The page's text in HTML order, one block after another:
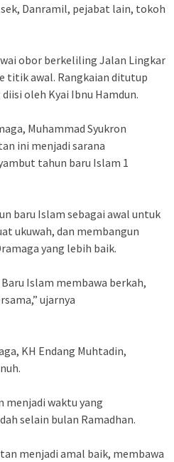
Danramil, pejabat lain, tokoh
obor berkeliling Jalan Lingkar
titik awal. Rangkaian ditutup
oleh Kyai Ibnu Hamdun.
Muhammad Syukron
ini menjadi sarana
tahun baru Islam 1
baru Islam sebagai awal untuk
ukuwah, dan membangun
yang lebih baik.
Islam membawa berkah,
ujarnya
KH Endang Muhtadin,
menjadi waktu yang
selain bulan Ramadhan.
menjadi amal baik, membawa